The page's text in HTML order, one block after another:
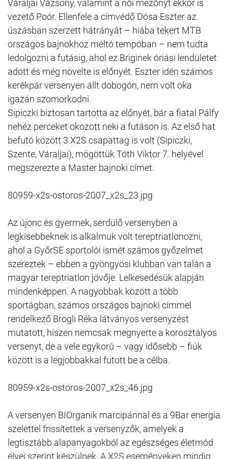
Váraljai Vázsony, valamint a női mezőnyt ekkor is
vezető Poór. Ellenfele a címvédő Dósa Eszter az
úszásban szerzett hátrányát – hiába tekert MTB
országos bajnokhoz méltó tempóban – nem tudta
ledolgozni a futásig, ahol ez Briginek óriási lendületet
adott és még növelte is előnyét. Eszter idén számos
kerékpár versenyen állt dobogón, nem volt oka
igazán szomorkodni.
Sipiczki biztosan tartotta az előnyét, bár a fiatal Pálfy
nehéz perceket okozott neki a futáson is. Az első hat
befutó között 3 X2S csapattag is volt (Sipiczki,
Szente, Váraljai), mögöttük Tóth Viktor 7. helyével
megszerezte a Master bajnoki címet.
80959-x2s-ostoros-2007_x2s_23.jpg
Az újonc és gyermek, serdülő versenyben a
legkisebbeknek is alkalmuk volt tereptriatlonozni,
ahol a GyőrSE sportolói ismét számos győzelmet
szereztek – ebben a gyöngyösi klubban van talán a
magyar tereptriatlon jövője. Lelkesedésük alapján
mindenképpen. A nagyobbak között a több
sportágban, számos országos bajnoki címmel
rendelkező Brogli Réka látványos versenyzést
mutatott, hiszen nemcsak megnyerte a korosztályos
versenyt, de a vele egykorú – vagy idősebb – fiúk
között is a legjobbakkal futott be a célba.
80959-x2s-ostoros-2007_x2s_46.jpg
A versenyen BIOrganik marcipánnal és a 9Bar energia
szelettel frissítettek a versenyzők, amelyek a
legtisztább alapanyagokból az egészséges életmód
elvei szerint készülnek. A X2S eseményeken mindig